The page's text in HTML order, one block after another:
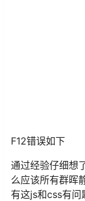
F12错误如下
通过经验仔细想
么应该所有群晖
有这js和css有问